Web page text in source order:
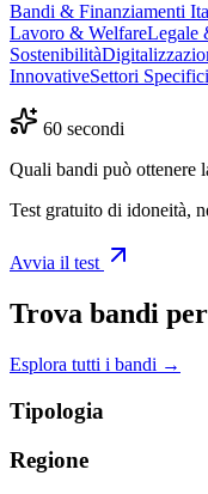
Bandi & Finanziamenti
Lavoro & WelfareLegale
Sostenibilità
InnovativeSettori Specifici
60 secondi
Quali bandi può ottenere
Test gratuito di idoneità,
Avvia il test
Trova bandi
Esplora tutti i bandi →
Tipologia
Regione